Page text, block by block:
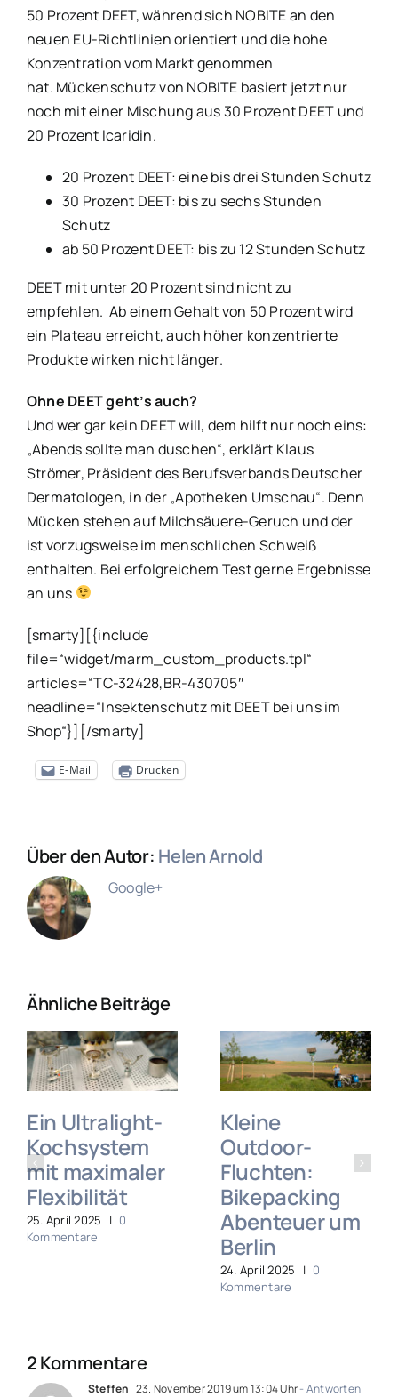
50 Prozent DEET, während sich NOBITE an den
neuen EU-Richtlinien orientiert und die hohe
Konzentration vom Markt genommen
hat. Mückenschutz von NOBITE basiert jetzt nur
noch mit einer Mischung aus 30 Prozent DEET und
20 Prozent Icaridin.
20 Prozent DEET: eine bis drei Stunden Schutz
30 Prozent DEET: bis zu sechs Stunden
Schutz
ab 50 Prozent DEET: bis zu 12 Stunden Schutz
DEET mit unter 20 Prozent sind nicht zu
empfehlen. Ab einem Gehalt von 50 Prozent wird
ein Plateau erreicht, auch höher konzentrierte
Produkte wirken nicht länger.
Ohne DEET geht’s auch?
Und wer gar kein DEET will, dem hilft nur noch eins:
„Abends sollte man duschen“, erklärt Klaus
Strömer, Präsident des Berufsverbands Deutscher
Dermatologen, in der „Apotheken Umschau“. Denn
Mücken stehen auf Milchsäuere-Geruch und der
ist vorzugsweise im menschlichen Schweiß
enthalten. Bei erfolgreichem Test gerne Ergebnisse
an uns
[smarty][{include
file=“widget/marm_custom_products.tpl“
articles=“TC-32428,BR-430705″
headline=“Insektenschutz mit DEET bei uns im
Shop“}][/smarty]
E-Mail Drucken
Über den Autor: Helen Arnold
Google+
Ähnliche Beiträge
Ein Ultralight-
Kochsystem
mit maximaler
Flexibilität
25. April 2025 | 0
Kommentare
Kleine
Outdoor-
Fluchten:
Bikepacking
Abenteuer um
Berlin
24. April 2025 | 0
Kommentare
2 Kommentare
Steffen 23. November 2019 um 13:04 Uhr- Antworten